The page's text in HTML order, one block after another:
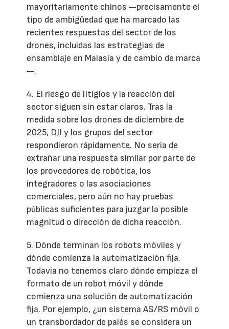
mayoritariamente chinos —precisamente el
tipo de ambigüedad que ha marcado las
recientes respuestas del sector de los
drones, incluidas las estrategias de
ensamblaje en Malasia y de cambio de marca
—.
4. El riesgo de litigios y la reacción del
sector siguen sin estar claros. Tras la
medida sobre los drones de diciembre de
2025, DJI y los grupos del sector
respondieron rápidamente. No sería de
extrañar una respuesta similar por parte de
los proveedores de robótica, los
integradores o las asociaciones
comerciales, pero aún no hay pruebas
públicas suficientes para juzgar la posible
magnitud o dirección de dicha reacción.
5. Dónde terminan los robots móviles y
dónde comienza la automatización fija.
Todavía no tenemos claro dónde empieza el
formato de un robot móvil y dónde
comienza una solución de automatización
fija. Por ejemplo, ¿un sistema AS/RS móvil o
un transbordador de palés se considera un